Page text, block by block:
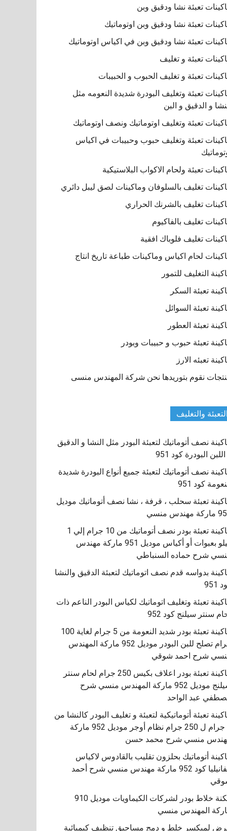
تعبئة نشا ودقيق وبن
تعبئة نشا ودقيق وبن اوتوماتيك
تعبئة نشا ودقيق وبن في اكياس اوتوماتيك
تعبئة و تغليف
تعبئة و تغليف الحبوب و الحبيبات
تعبئة وتغليف البودرة شديدة النعومه مثل
و الدقيق و البن
تعبئة وتغليف اوتوماتيك ونصف اوتوماتيك
تعبئة وتغليف حبوب وحبيبات في اكياس
تعبئة ولحام الاكواب البلاستيكية
تغليف بالسلوفان وماكينات لصق ليبل دائري
تغليف بالشرنك الحراري
تغليف بالفاكيوم
تغليف فلوباك افقية
لحام اكياس وماكينات طباعة تاريخ انتاج
التغليف للتمور
تعبئة السكر
تعبئة السوائل
تعبئة العطور
تعبئة حبوب و حبيبات وبودر
تعبئه الارز
نقوم بتوريدها نحن شركة المهندس منسى
التعبئة والتغليف
نصف أتوماتيك لتعبئة البودر مثل النشا و الدقيق
البودرة كود 951
نصف أتوماتيك لتعبئة جميع أنواع البودرة شديدة
كود 951
تعبئة سحلب ، قرفة ، نشا نصف أتوماتيك موديل
مهندس منسي
ماكينة تعبئة بودر نصف أتوماتيك من 10 جرام إلي 1
كيلو بعبوات أو أكياس موديل 951 ماركة مهندس
شرح حماده السنباطي
بدواسه قدم نصف اتوماتيك لتعبئة الدقيق والنشا
تعبئة وتغليف اتوماتيك لكياس البودر الناعم ذات
سنتر سيلنج كود 952
ماكينة تعبئة بودر شديد النعومة من 5 جرام لغاية 100
جرام تصلح للبن البودر موديل 952 ماركة المهندس
شرح احمد شوقي
ماكينة تعبئة بودر اعلاف بكيس 250 جرام لحام سنتر
سيلنج موديل 952 ماركة المهندس منسي شرح
عبد الواحد
تعبئة أتوماتيكية لتعبئة و تغليف البودر كالنشا من
5 جرام ل 250 جرام نظام أوجر موديل 952 ماركة
منسي شرح محمد حسن
أتوماتيك بحلزون تقليب بالقادوس لاكياس
الفانيليا كود 952 ماركة مهندس منسي شرح أحمد
مكنة خلاط بودر لشركات الكيماويات موديل 910
المهندس منسي
لميكسر خلط و دمج مساحيق تنظيف كيميائية